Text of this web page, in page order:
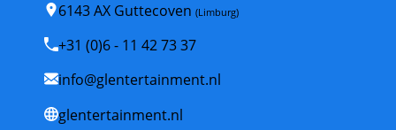
6143 AX Guttecoven (Limburg)
+31 (0)6 - 11 42 73 37
info@glentertainment.nl
glentertainment.nl